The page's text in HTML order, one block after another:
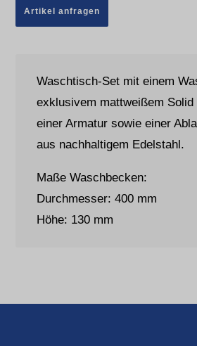
Artikel anfragen
Waschtisch-Set mit einem
exklusivem mattweißem Solid
einer Armatur sowie einer
aus nachhaltigem Edelstahl.
Maße Waschbecken:
Durchmesser: 400 mm
Höhe: 130 mm